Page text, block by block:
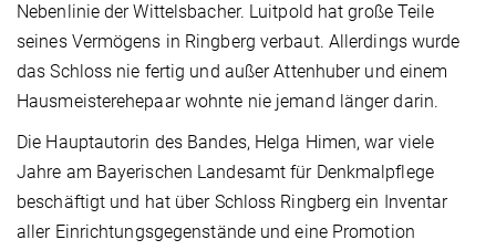
Nebenlinie der Wittelsbacher. Luitpold hat große Teile
seines Vermögens in Ringberg verbaut. Allerdings wurde
das Schloss nie fertig und außer Attenhuber und einem
Hausmeisterehepaar wohnte nie jemand länger darin.
Die Hauptautorin des Bandes, Helga Himen, war viele
Jahre am Bayerischen Landesamt für Denkmalpflege
beschäftigt und hat über Schloss Ringberg ein Inventar
aller Einrichtungsgegenstände und eine Promotion